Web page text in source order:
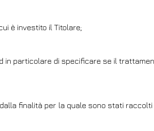
è investito il Titolare;
particolare di specificare se il
finalità per la quale sono stati